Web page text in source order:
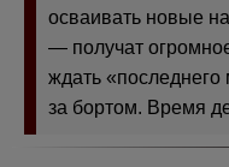
осваивать новые
— получат
ждать «последнего
за бортом. Время